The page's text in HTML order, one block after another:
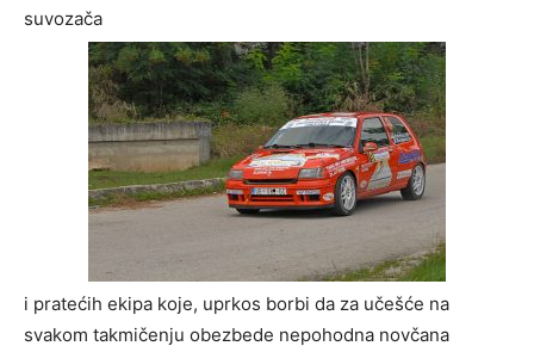
suvozača
i pratećih ekipa koje, uprkos borbi da za učešće na
svakom takmičenju obezbede nepohodna novčana